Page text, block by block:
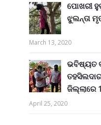
ପୋଖରୀ
ଝୁଲନ୍ତା
March 13, 2020
ଭବିଷ୍ୟତ
ଜିଲ୍ଲାରେ
April 25, 2020